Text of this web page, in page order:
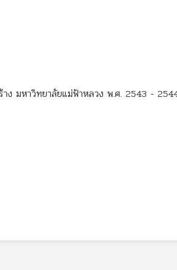
าง มหาวิทยาลัยแม่ฟ้าหลวง พ.ศ. 2543 -